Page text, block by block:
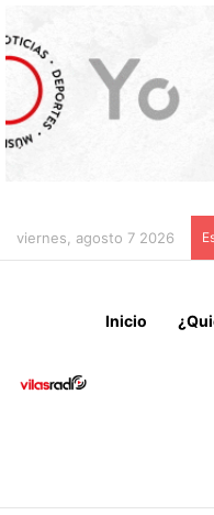
viernes, agosto 7 2026
Inicio